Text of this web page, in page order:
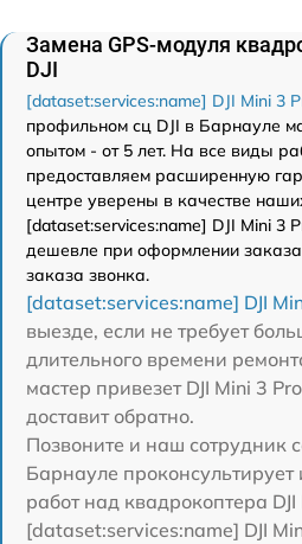
Замена GPS-модуля
DJI
[dataset:services:name] DJI Mini 3
профильном сц DJI в Барнауле
опытом - от 5 лет. На все виды
предоставляем расширенную
центре уверены в качестве
[dataset:services:name] DJI Mini 3
дешевле при оформлении
заказа звонка.
[dataset:services:name] DJI
выезде, если не требует
длительного времени
мастер привезет DJI Mini 3
доставит обратно.
Позвоните и наш сотрудник
Барнауле проконсультирует
работ над квадрокоптера DJI
[dataset:services:name] DJI